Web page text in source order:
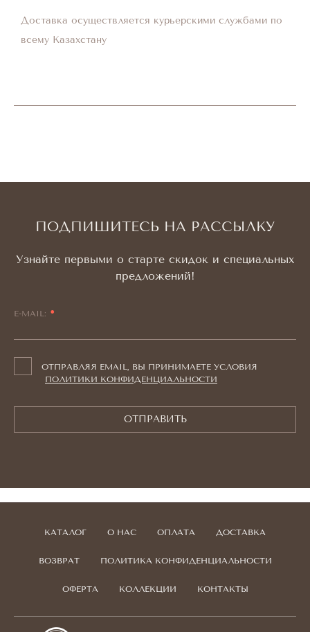
Доставка осуществляется курьерскими службами по
всему Казахстану
ПОДПИШИТЕСЬ НА РАССЫЛКУ
Узнайте первыми о старте скидок и специальных
предложений!
E-MAIL:
ОТПРАВЛЯЯ EMAIL, ВЫ ПРИНИМАЕТЕ УСЛОВИЯ
ПОЛИТИКИ КОНФИДЕНЦИАЛЬНОСТИ
ОТПРАВИТЬ
КАТАЛОГ О НАС ОПЛАТА ДОСТАВКА
ВОЗВРАТ ПОЛИТИКА КОНФИДЕНЦИАЛЬНОСТИ
ОФЕРТА КОЛЛЕКЦИИ КОНТАКТЫ